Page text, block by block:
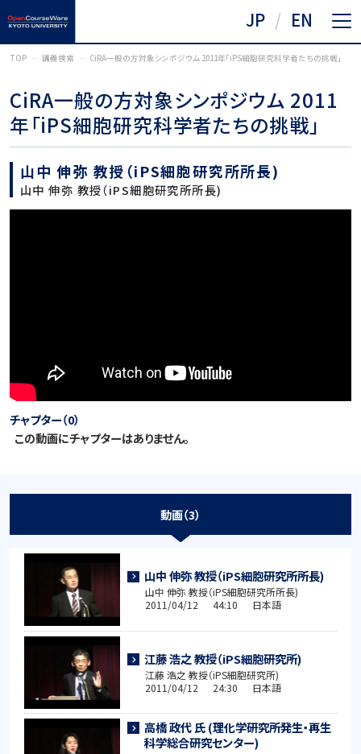
JP EN
TOP 講義検索 CiRA一般の方対象シンポジウム 2011年「iPS細胞研究科学者たちの挑戦」
CiRA一般の方対象シンポジウム 2011
年「iPS細胞研究科学者たちの挑戦」
山中 伸弥 教授（iPS細胞研究所所長)
山中 伸弥 教授（iPS細胞研究所所長)
チャプター（0）
この動画にチャプターはありません。
動画（3）
山中 伸弥 教授（iPS細胞研究所所長)
山中 伸弥 教授（iPS細胞研究所所長)
2011/04/12 44:10 日本語
江藤 浩之 教授（iPS細胞研究所)
江藤 浩之 教授（iPS細胞研究所)
2011/04/12 24:30 日本語
高橋 政代 氏 (理化学研究所発生・再生
科学総合研究センター)